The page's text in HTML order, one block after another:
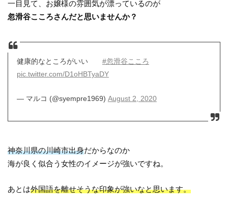
一目見て、お嬢様の雰囲気が漂っているのが
忽滑谷こころさんだと思いませんか？
健康的なところがいい #忽滑谷こころ
pic.twitter.com/D1oHBTyaDY
— マルコ (@syempre1969) August 2, 2020
神奈川県の川崎市出身だからなのか
海が良く似合う女性のイメージが強いですね。
あとは外国語を離せそうな印象が強いなと思います。